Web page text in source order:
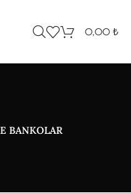
0,00 ₺
BANKOLAR